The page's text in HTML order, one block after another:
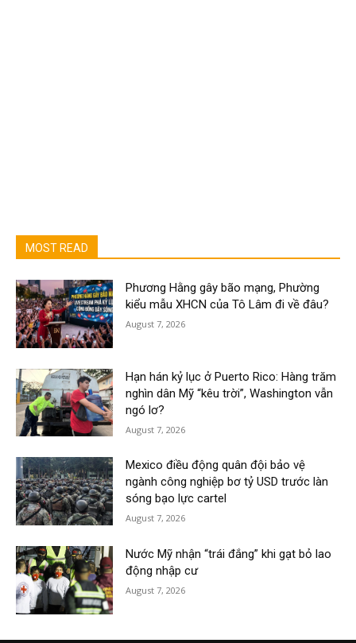
MOST READ
Phương Hằng gây bão mạng, Phường
kiểu mẫu XHCN của Tô Lâm đi về đâu?
August 7, 2026
Hạn hán kỷ lục ở Puerto Rico: Hàng trăm
nghìn dân Mỹ “kêu trời”, Washington vẫn
ngó lơ?
August 7, 2026
Mexico điều động quân đội bảo vệ
ngành công nghiệp bơ tỷ USD trước làn
sóng bạo lực cartel
August 7, 2026
Nước Mỹ nhận “trái đắng” khi gạt bỏ lao
động nhập cư
August 7, 2026